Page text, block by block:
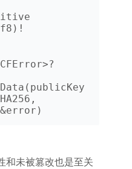
和未被篡改也是至关